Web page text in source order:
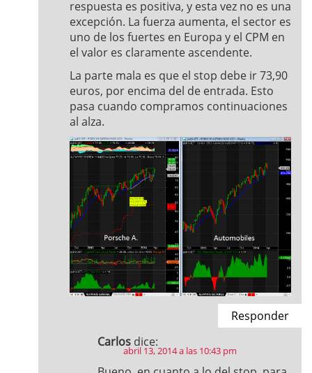
respuesta es positiva, y esta vez no es una
excepción. La fuerza aumenta, el sector es
uno de los fuertes en Europa y el CPM en
el valor es claramente ascendente.
La parte mala es que el stop debe ir 73,90
euros, por encima del de entrada. Esto
pasa cuando compramos continuaciones
al alza.
Responder
Carlos dice:
abril 13, 2014 a las 10:43 pm